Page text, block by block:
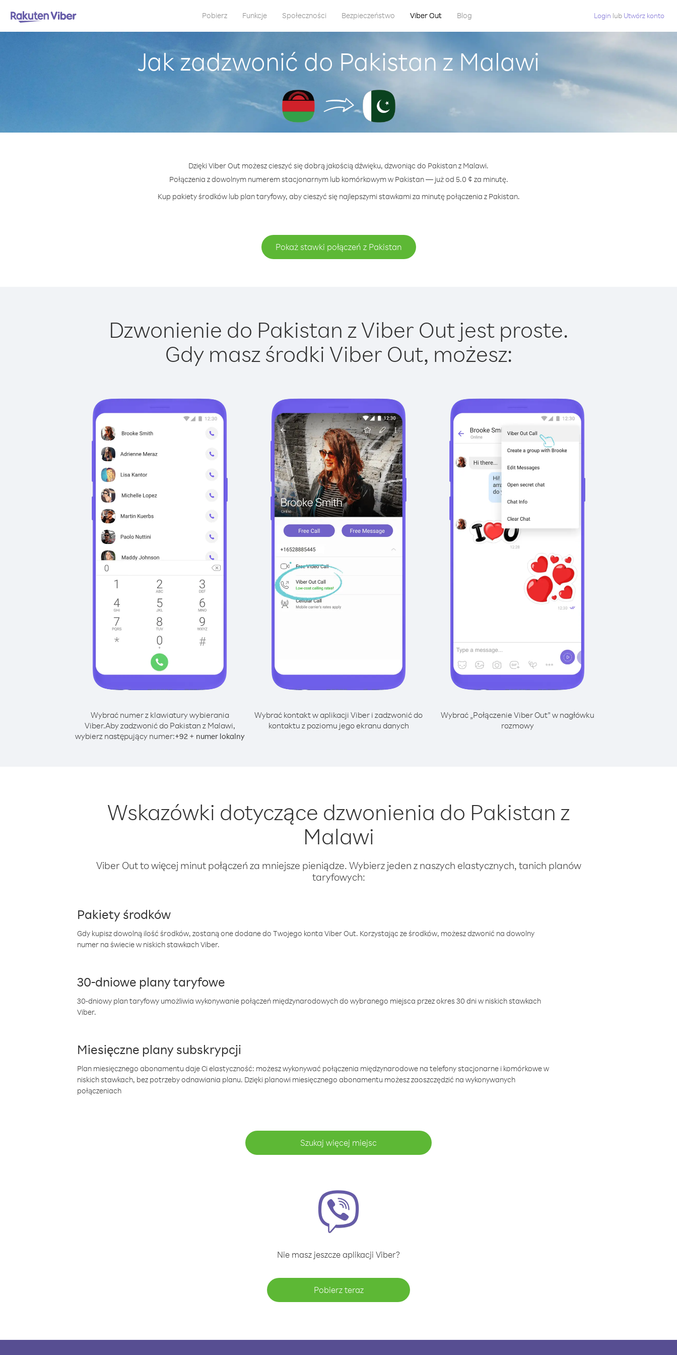
Pobierz Funkcje Społeczności Bezpieczeństwo Viber Out Blog Login lub Utwórz konto
Jak zadzwonić do Pakistan z Malawi
Dzięki Viber Out możesz cieszyć się dobrą jakością dźwięku, dzwoniąc do Pakistan z Malawi.
Połączenia z dowolnym numerem stacjonarnym lub komórkowym w Pakistan — już od 5.0 ¢ za minutę.
Kup pakiety środków lub plan taryfowy, aby cieszyć się najlepszymi stawkami za minutę połączenia z Pakistan.
Pokaż stawki połączeń z Pakistan
Dzwonienie do Pakistan z Viber Out jest proste.
Gdy masz środki Viber Out, możesz:
Wybrać numer z klawiatury wybierania
Viber.Aby zadzwonić do Pakistan z Malawi,
wybierz następujący numer:+92+ numer lokalny
Wybrać kontakt w aplikacji Viber i zadzwonić do
kontaktu z poziomu jego ekranu danych
Wybrać „Połączenie Viber Out” w nagłówku
rozmowy
Wskazówki dotyczące dzwonienia do Pakistan z
Malawi
Viber Out to więcej minut połączeń za mniejsze pieniądze. Wybierz jeden z naszych elastycznych, tanich planów
taryfowych:
Pakiety środków
Gdy kupisz dowolną ilość środków, zostaną one dodane do Twojego konta Viber Out. Korzystając ze środków, możesz dzwonić na dowolny
numer na świecie w niskich stawkach Viber.
30-dniowe plany taryfowe
30-dniowy plan taryfowy umożliwia wykonywanie połączeń międzynarodowych do wybranego miejsca przez okres 30 dni w niskich stawkach
Viber.
Miesięczne plany subskrypcji
Plan miesięcznego abonamentu daje Ci elastyczność: możesz wykonywać połączenia międzynarodowe na telefony stacjonarne i komórkowe w
niskich stawkach, bez potrzeby odnawiania planu. Dzięki planowi miesięcznego abonamentu możesz zaoszczędzić na wykonywanych
połączeniach
Szukaj więcej miejsc
Nie masz jeszcze aplikacji Viber?
Pobierz teraz